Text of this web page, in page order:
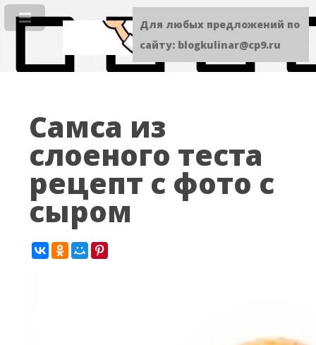
Самса из
слоеного теста
рецепт с фото с
сыром
Для любых предложений по
сайту: blogkulinar@cp9.ru